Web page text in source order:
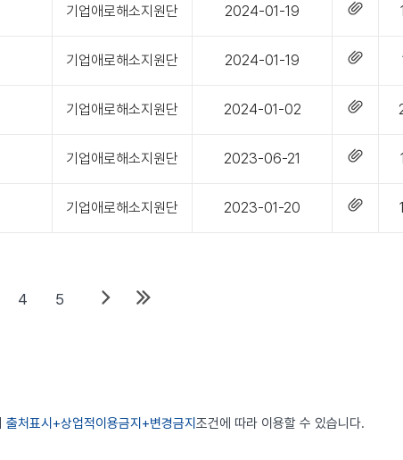
기업애로해소지원단 2024-01-19
기업애로해소지원단 2024-01-19
기업애로해소지원단 2024-01-02
기업애로해소지원단 2023-06-21
기업애로해소지원단 2023-01-20
4 5
출처표시+상업적이용금지+변경금지 조건에 따라 이용할 수 있습니다.